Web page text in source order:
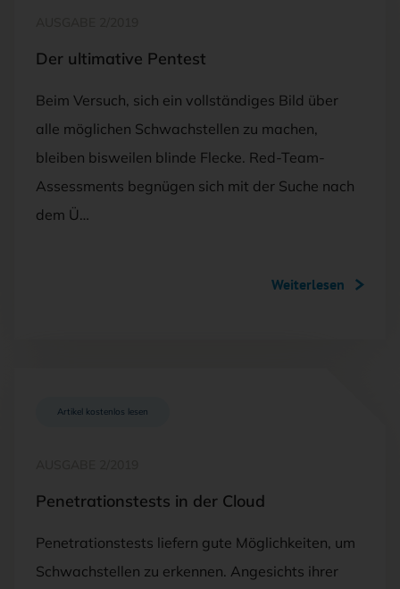
Der ultimative Pentest
Beim Versuch, sich ein vollständiges Bild über
alle möglichen Schwachstellen zu machen,
bleiben bisweilen blinde Flecke. Red-Team-
Assessments begnügen sich mit der Suche nach
dem Ü…
Weiterlesen
Artikel kostenlos lesen
Penetrationstests in der Cloud
Penetrationstests liefern gute Möglichkeiten, um
Schwachstellen zu erkennen. Angesichts ihrer